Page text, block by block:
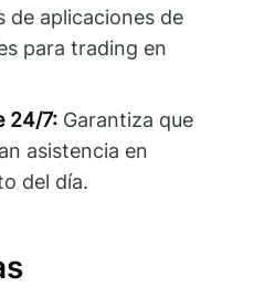
de aplicaciones de
para trading en
24/7: Garantiza que
asistencia en
del día.